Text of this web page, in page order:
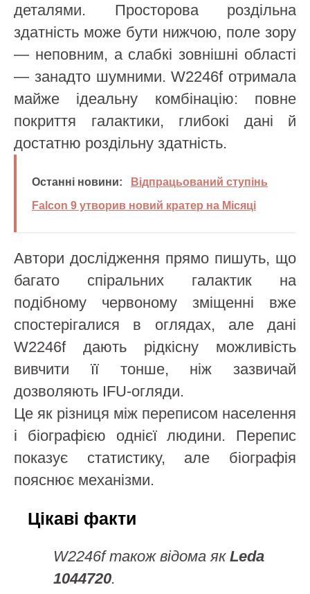
деталями. Просторова роздільна
здатність може бути нижчою, поле зору
— неповним, а слабкі зовнішні області
— занадто шумними. W2246f отримала
майже ідеальну комбінацію: повне
покриття галактики, глибокі дані й
достатню роздільну здатність.
Останні новини:
Відпрацьований ступінь
Falcon 9 утворив новий кратер на Місяці
Автори дослідження прямо пишуть, що
багато спіральних галактик на
подібному червоному зміщенні вже
спостерігалися в оглядах, але дані
W2246f дають рідкісну можливість
вивчити її тонше, ніж зазвичай
дозволяють IFU-огляди.
Це як різниця між переписом населення
і біографією однієї людини. Перепис
показує статистику, але біографія
пояснює механізми.
Цікаві факти
W2246f також відома якLeda
1044720.